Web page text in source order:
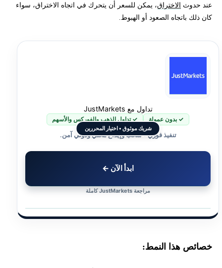
عند حدوث الاختراق، يمكن للسعر أن يتحرك في اتجاه الاختراق، سواء
كان ذلك باتجاه الصعود أو الهبوط.
شريك موثوق • اختيار المحررين
تداول مع JustMarkets
✓ بدون عمولة ✓ تداول الذهب والفوركس والأسهم
تنفيذ فوري • سحب وإيداع محلي ودولي آمن.
ابدأ الآن ←
مراجعة JustMarkets كاملة
خصائص هذا النمط: